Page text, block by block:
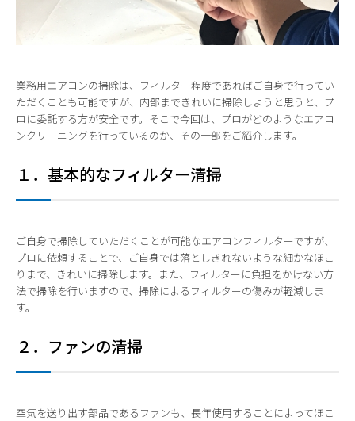
業務用エアコンの掃除は、フィルター程度であればご自身で行ってい
ただくことも可能ですが、内部まできれいに掃除しようと思うと、プ
ロに委託する方が安全です。そこで今回は、プロがどのようなエアコ
ンクリーニングを行っているのか、その一部をご紹介します。
１．基本的なフィルター清掃
ご自身で掃除していただくことが可能なエアコンフィルターですが、
プロに依頼することで、ご自身では落としきれないような細かなほこ
りまで、きれいに掃除します。また、フィルターに負担をかけない方
法で掃除を行いますので、掃除によるフィルターの傷みが軽減しま
す。
２．ファンの清掃
空気を送り出す部品であるファンも、長年使用することによってほこ